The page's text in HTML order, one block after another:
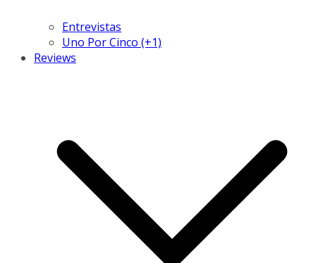
Entrevistas
Uno Por Cinco (+1)
Reviews